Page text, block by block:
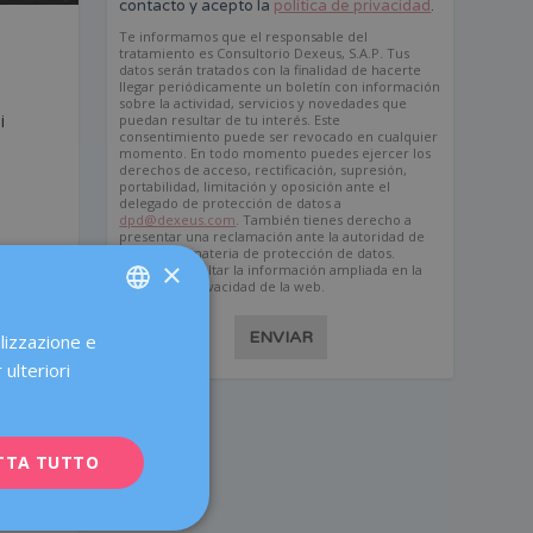
contacto y acepto la política de privacidad.
Te informamos que el responsable del
tratamiento es Consultorio Dexeus, S.A.P. Tus
datos serán tratados con la finalidad de hacerte
llegar periódicamente un boletín con información
sobre la actividad, servicios y novedades que
puedan resultar de tu interés. Este
consentimiento puede ser revocado en cualquier
momento. En todo momento puedes ejercer los
derechos de acceso, rectificación, supresión,
portabilidad, limitación y oposición ante el
delegado de protección de datos a
dpd@dexeus.com . También tienes derecho a
presentar una reclamación ante la autoridad de
control en materia de protección de datos.
Puedes consultar la información ampliada en la
política de privacidad de la web.
ENVIAR
FRENCH
×
e
ulteriori
TUTTO